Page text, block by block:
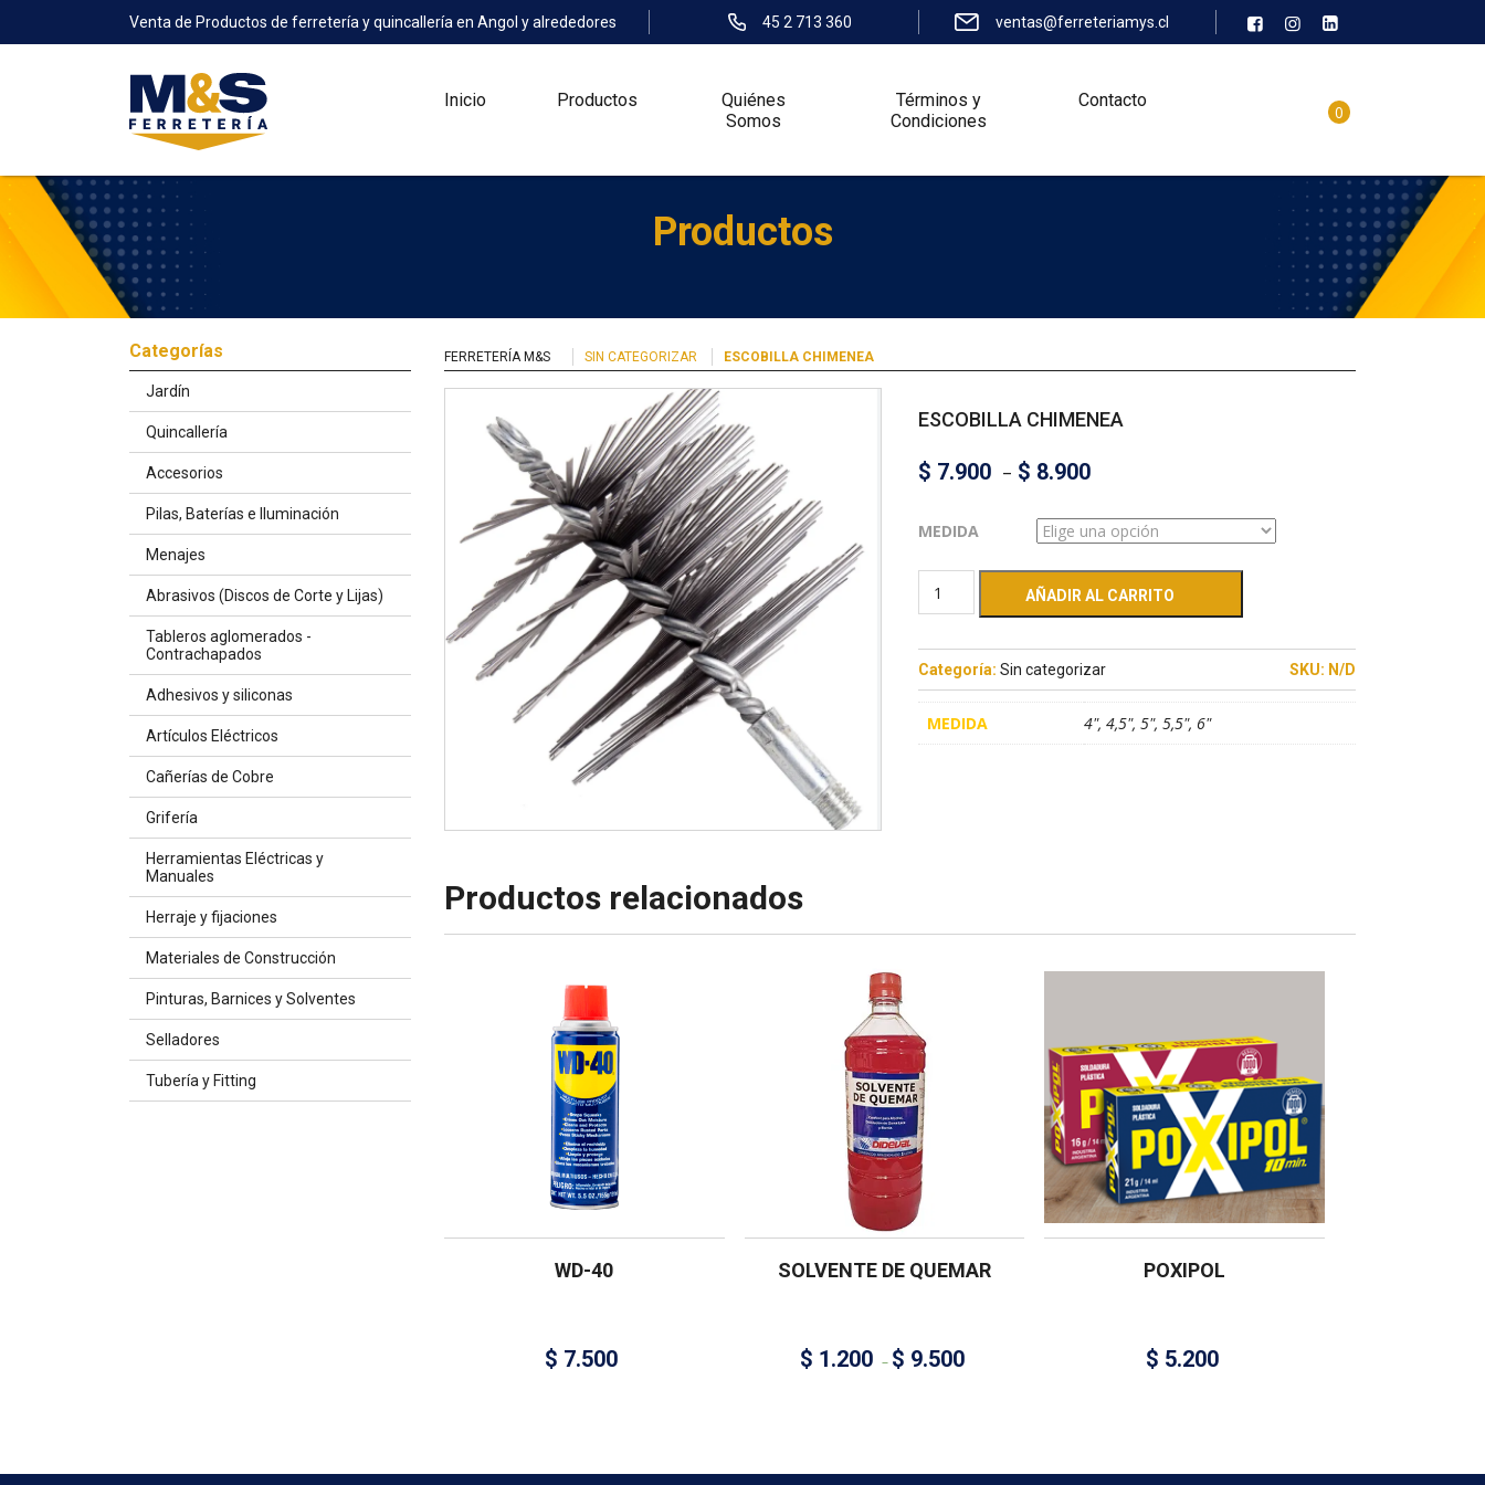
Venta de Productos de ferretería y quincallería en Angol y alrededores 45 2 713 360 ventas@ferreteriamys.cl
Inicio Productos
Quiénes
Somos
Términos y
Condiciones
Contacto
0
Productos
Categorías
Jardín
Quincallería
Accesorios
Pilas, Baterías e Iluminación
Menajes
Abrasivos (Discos de Corte y Lijas)
Tableros aglomerados -
Contrachapados
Adhesivos y siliconas
Artículos Eléctricos
Cañerías de Cobre
Grifería
Herramientas Eléctricas y
Manuales
Herraje y fijaciones
Materiales de Construcción
Pinturas, Barnices y Solventes
Selladores
Tubería y Fitting
FERRETERÍA M&S SIN CATEGORIZAR ESCOBILLA CHIMENEA
ESCOBILLA CHIMENEA
$ 7.900 – $ 8.900
MEDIDA
AÑADIR AL CARRITO
Categoría: Sin categorizar SKU: N/D
MEDIDA 4", 4,5", 5", 5,5", 6"
Productos relacionados
WD-40
$ 7.500
SOLVENTE DE QUEMAR
$ 1.200 – $ 9.500
POXIPOL
$ 5.200